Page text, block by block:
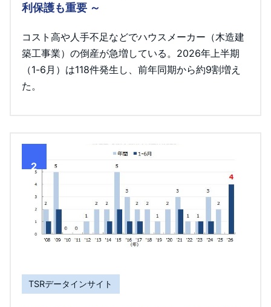
利保護も重要 ～
コスト高や人手不足などでハウスメーカー（木造建
築工事業）の倒産が急増している。2026年上半期
（1-6月）は118件発生し、前年同期から約9割増え
た。
2
TSRデータインサイト